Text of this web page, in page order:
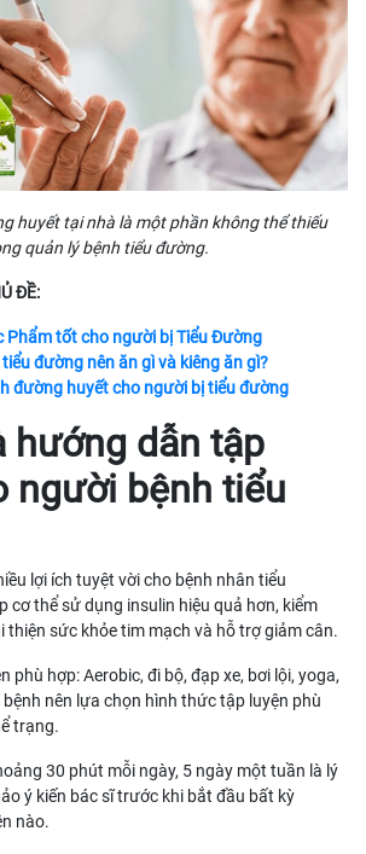
huyết tại nhà là một phần không thể thiếu
quản lý bệnh tiểu đường.
ĐỀ:
Phẩm tốt cho người bị Tiểu Đường
tiểu đường nên ăn gì và kiêng ăn gì?
đường huyết cho người bị tiểu đường
hướng dẫn tập
người bệnh tiểu
lợi ích tuyệt vời cho bệnh nhân tiểu
cơ thể sử dụng insulin hiệu quả hơn, kiểm
thiện sức khỏe tim mạch và hỗ trợ giảm cân.
phù hợp: Aerobic, đi bộ, đạp xe, bơi lội, yoga,
nên lựa chọn hình thức tập luyện phù
trạng.
30 phút mỗi ngày, 5 ngày một tuần là lý
ý kiến bác sĩ trước khi bắt đầu bất kỳ
nào.